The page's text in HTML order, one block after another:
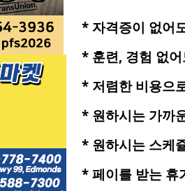
* 자격증이 없어
* 훈련, 경험 없
* 저렴한 비용으
* 원하시는 가까
* 원하시는 스케
* 페이를 받는 휴